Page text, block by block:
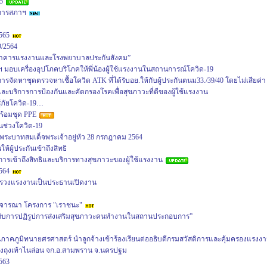
รสภาฯ
คารแรงงานและโรงพยาบาลประกันสังคม”
มอบเครื่องอุปโภคบริโภคให้พี่น้องผู้ใช้แรงงานในสถานการณ์โควิด-19
จัดหาชุดตรวจหาเชื้อโควิด ATK ที่ได้รับอย.ให้กับผู้ประกันตนม33./39/40 โดยไม่เสียค่า
ะบริการการป้องกันและคัดกรองโรคเพื่อสุขภาวะที่ดีของผู้ใช้แรงงาน
ยโควิด-19…
อมชุด PPE
วงโควิด-19
ะบาทสมเด็จพระเจ้าอยู่หัว 28 กรกฎาคม 2564
ห้ผู้ประกันเข้าถึงสิทธิ
รเข้าถึงสิทธิและบริการทางสุขภาวะของผู้ใช้แรงงาน
วงแรงงานเป็นประธานเปิดงาน
รณา โครงการ "เราชนะ"
บการปฏิรูปการส่งเสริมสุขภาวะคนทำงานในสถานประกอบการ”
คภูมิทนายศรศาสตร์ นำลูกจ้างเข้าร้องเรียนต่ออธิบดีกรมสวัสดิการและคุ้มครองแรงง
งเท้าไนล่อน จก.อ.สามพราน จ.นครปฐม